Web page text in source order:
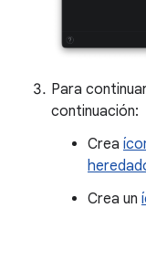
Para
continuación:
Crea
Crea un